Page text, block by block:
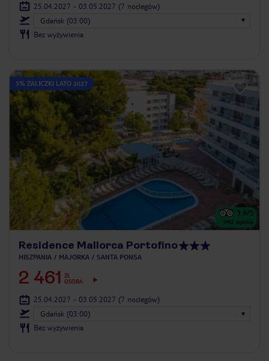
25.04.2027 - 03.05.2027 (7 noclegów)
Gdańsk (03:00)
Bez wyżywienia
5% ZALICZKI LATO 2027
3.9/5
942 opinie
Residence Mallorca Portofino
HISZPANIA MAJORKA SANTA PONSA
2 461
ZŁ
OSOBA
25.04.2027 - 03.05.2027 (7 noclegów)
Gdańsk (03:00)
Bez wyżywienia